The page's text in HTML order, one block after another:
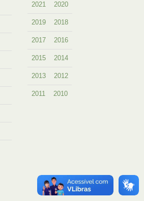
2021 2020
2019 2018
2017 2016
2015 2014
2013 2012
2011 2010